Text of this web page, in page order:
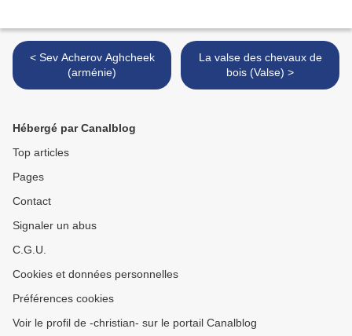
< Sev Acherov Aghcheek
(arménie)
La valse des chevaux de
bois (Valse) >
Hébergé par Canalblog
Top articles
Pages
Contact
Signaler un abus
C.G.U.
Cookies et données personnelles
Préférences cookies
Voir le profil de -christian- sur le portail Canalblog